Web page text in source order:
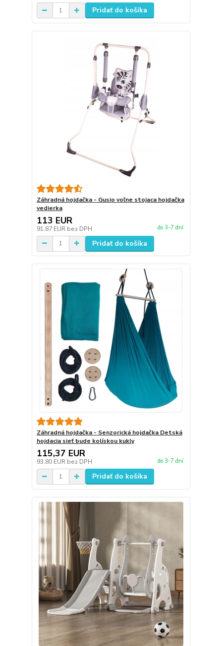
Pridať do košíka
Záhradná hojdačka - Gusio voľne stojaca hojdačka
vedierka
113 EUR
91,87 EUR bez DPH do 3-7 dní
Pridať do košíka
Záhradná hojdačka - Senzorická hojdačka Detská
hojdacia sieť bude kolískou kukly
115,37 EUR
93,80 EUR bez DPH do 3-7 dní
Pridať do košíka